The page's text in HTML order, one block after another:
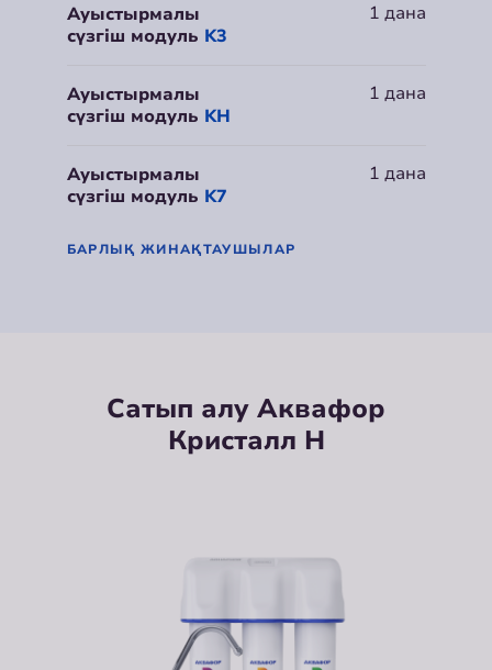
Ауыстырмалы
сүзгіш модуль K3
1 дана
Ауыстырмалы
сүзгіш модуль KH
1 дана
Ауыстырмалы
сүзгіш модуль K7
1 дана
БАРЛЫҚ ЖИНАҚТАУШЫЛАР
Сатып алу Аквафор
Кристалл Н